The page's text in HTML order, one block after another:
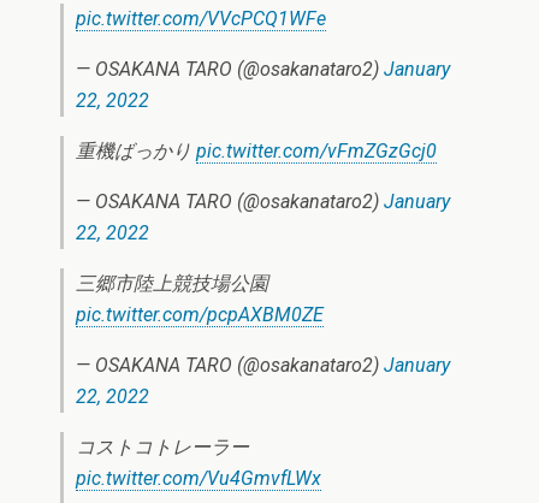
pic.twitter.com/VVcPCQ1WFe
— OSAKANA TARO (@osakanataro2) January
22, 2022
重機ばっかり pic.twitter.com/vFmZGzGcj0
— OSAKANA TARO (@osakanataro2) January
22, 2022
三郷市陸上競技場公園
pic.twitter.com/pcpAXBM0ZE
— OSAKANA TARO (@osakanataro2) January
22, 2022
コストコトレーラー
pic.twitter.com/Vu4GmvfLWx